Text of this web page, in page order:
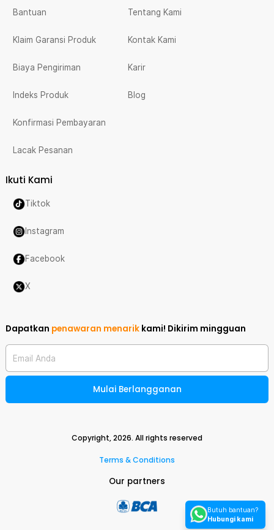
Bantuan
Klaim Garansi Produk
Biaya Pengiriman
Indeks Produk
Konfirmasi Pembayaran
Lacak Pesanan
Tentang Kami
Kontak Kami
Karir
Blog
Ikuti Kami
Tiktok
Instagram
Facebook
X
Dapatkan penawaran menarik kami! Dikirim mingguan
Email Anda
Mulai Berlangganan
Copyright,2026. All rights reserved
Terms & Conditions
Our partners
Butuh bantuan?
Hubungi kami